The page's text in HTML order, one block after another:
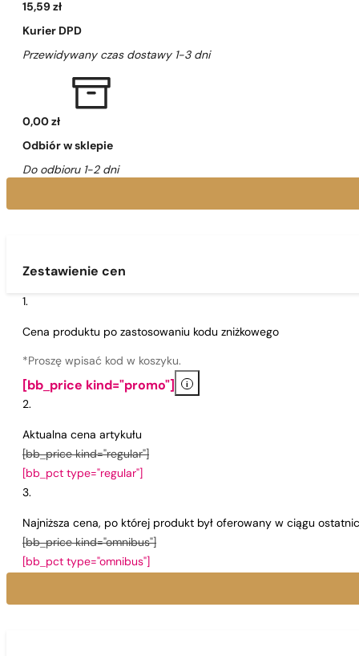
15,59 zł
Kurier DPD
Przewidywany czas dostawy 1-3 dni
0,00 zł
Odbiór w sklepie
Do odbioru 1-2 dni
Zestawienie cen
Cena produktu po zastosowaniu kodu zniżkowego
*Proszę wpisać kod w koszyku.
[bb_price kind="promo"] i
Aktualna cena artykułu
[bb_price kind="regular"]
[bb_pct type="regular"]
Najniższa cena, po której produkt był oferowany w ciągu
[bb_price kind="omnibus"]
[bb_pct type="omnibus"]